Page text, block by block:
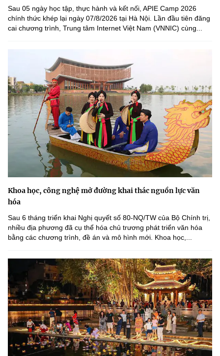
Sau 05 ngày học tập, thực hành và kết nối, APIE Camp 2026
chính thức khép lại ngày 07/8/2026 tại Hà Nội. Lần đầu tiên đăng
cai chương trình, Trung tâm Internet Việt Nam (VNNIC) cùng...
Khoa học, công nghệ mở đường khai thác nguồn lực văn
hóa
Sau 6 tháng triển khai Nghị quyết số 80-NQ/TW của Bộ Chính trị,
nhiều địa phương đã cụ thể hóa chủ trương phát triển văn hóa
bằng các chương trình, đề án và mô hình mới. Khoa học,...